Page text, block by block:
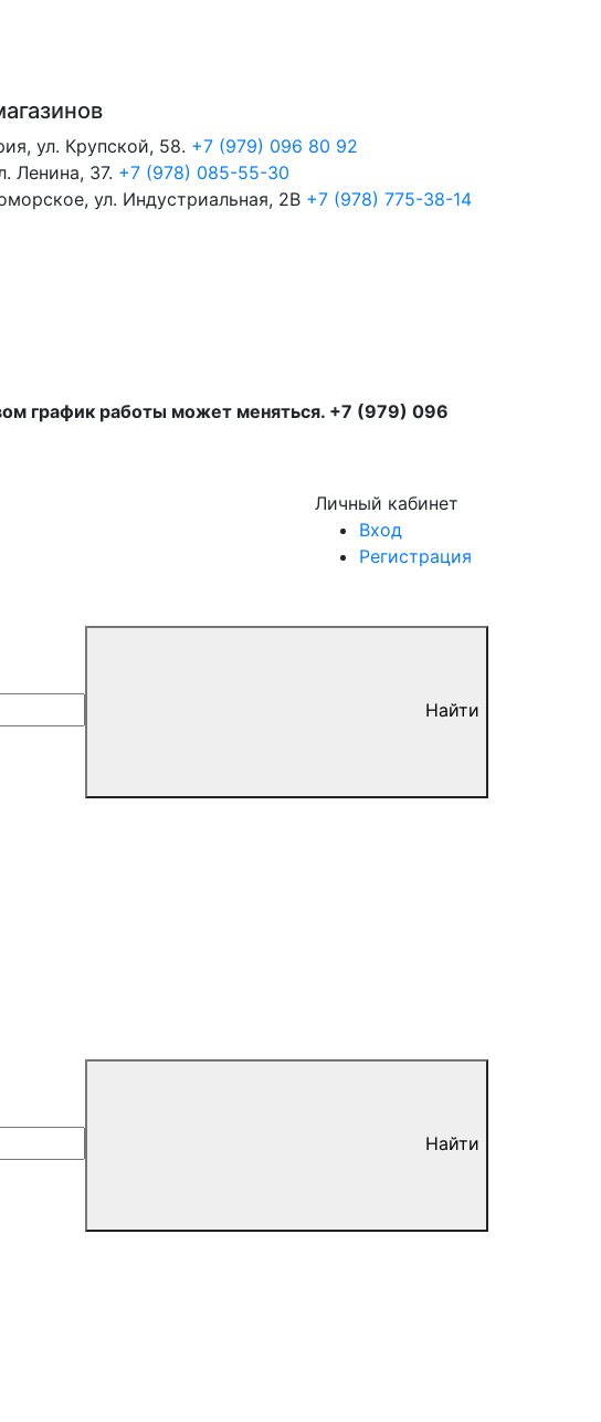
ул. Крупской, 58. +7 (979) 096 80 92
Ленина, 37. +7 (978) 085-55-30
ул. Индустриальная, 2В +7 (978) 775-38-14
график работы может меняться. +7 (979) 096
Личный кабинет
Вход
Регистрация
Найти
Найти